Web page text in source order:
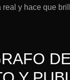
real y hace que